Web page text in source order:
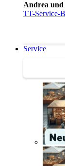
Andrea
TT-Service-
Service